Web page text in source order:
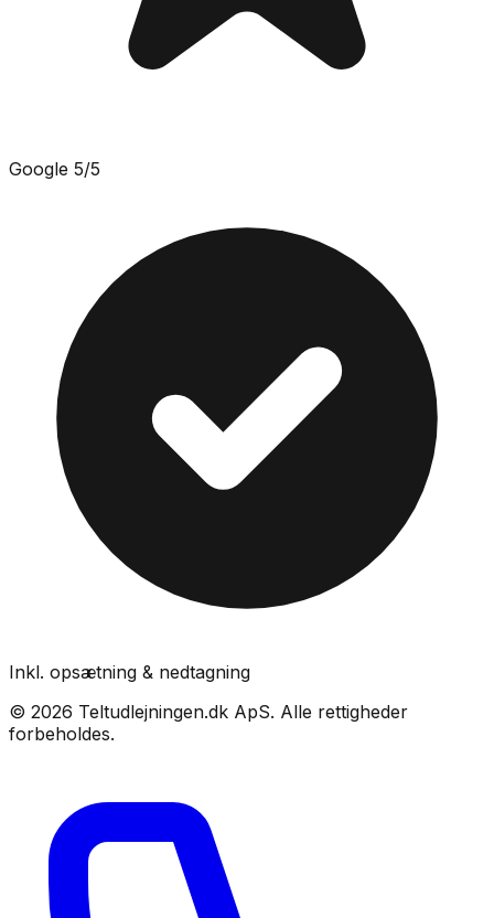
Google 5/5
Inkl. opsætning & nedtagning
© 2026 Teltudlejningen.dk ApS. Alle rettigheder
forbeholdes.